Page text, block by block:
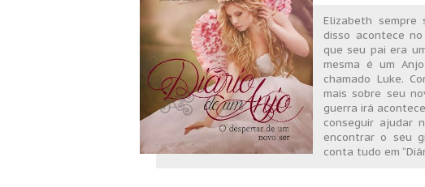
Elizabeth
disso acontece
que seu pai era
mesma é um
chamado Luke.
mais sobre seu
guerra irá
conseguir ajudar
encontrar o seu
conta tudo em